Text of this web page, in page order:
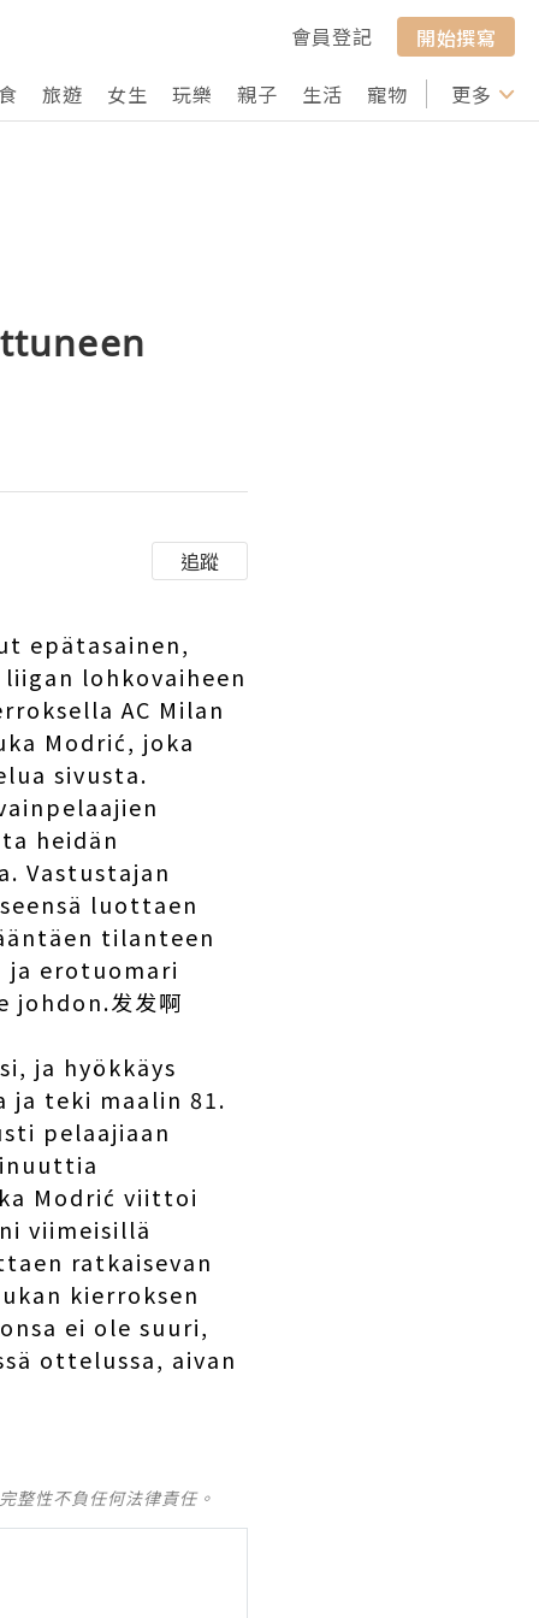
會員登記
開始撰寫
旅遊 女生 玩樂 親子 生活 寵物 行山 打卡
更多
追蹤
epätasainen,
lohkovaiheen
AC Milan
Modrić, joka
sivusta.
heidän
Vastustajan
luottaen
tilanteen
ja erotuomari
发发啊
ja hyökkäys
ja teki maalin 81.
pelaajiaan
Modrić viittoi
viimeisillä
ratkaisevan
kierroksen
ei ole suuri,
ottelussa, aivan
整性不負任何法律責任。